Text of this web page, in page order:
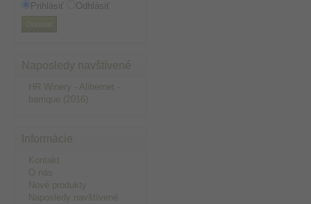
Prihlásiť Odhlásiť
Naposledy navštívené
HR Winery - Alibernet -
barrique (2016)
Informácie
Kontakt
O nás
Nové produkty
Naposledy navštívené